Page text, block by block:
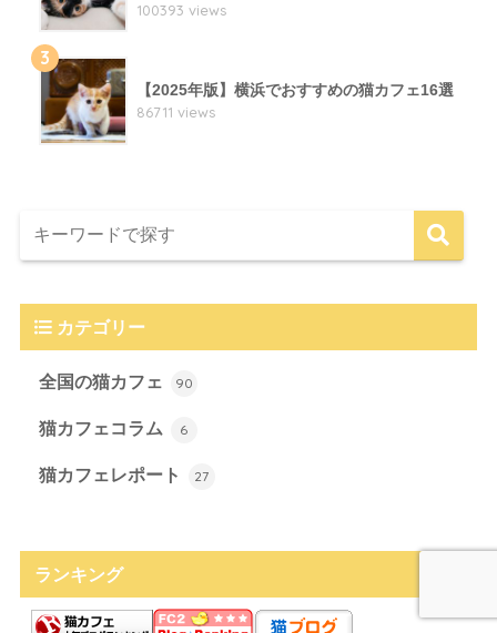
100393 views
3
【2025年版】横浜でおすすめの猫カフェ16選
86711 views
カテゴリー
全国の猫カフェ 90
猫カフェコラム 6
猫カフェレポート 27
ランキング